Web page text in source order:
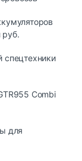
руб.
спецтехники
Combi
для